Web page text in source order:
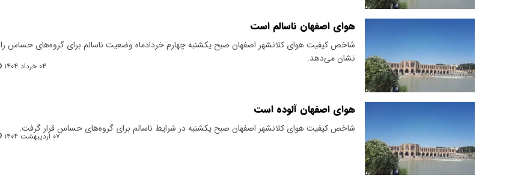
هوای اصفهان ناسالم است
شاخص کیفیت هوای کلانشهر اصفهان صبح یکشنبه چهارم خردادماه وضعیت ناسالم برای گروه‌های حساس را
نشان می‌دهد.‌
۰۴ خرداد ۱۴۰۴
هوای اصفهان آلوده است
شاخص کیفیت هوای کلانشهر اصفهان صبح یکشنبه در شرایط ناسالم برای گروه‌های حساس قرار گرفت.
۰۷ اردیبهشت ۱۴۰۴